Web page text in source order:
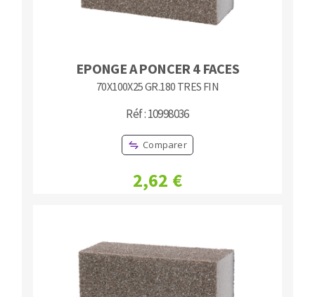
EPONGE A PONCER 4 FACES
70X100X25 GR.180 TRES FIN
Réf : 10998036
Comparer
2,62 €